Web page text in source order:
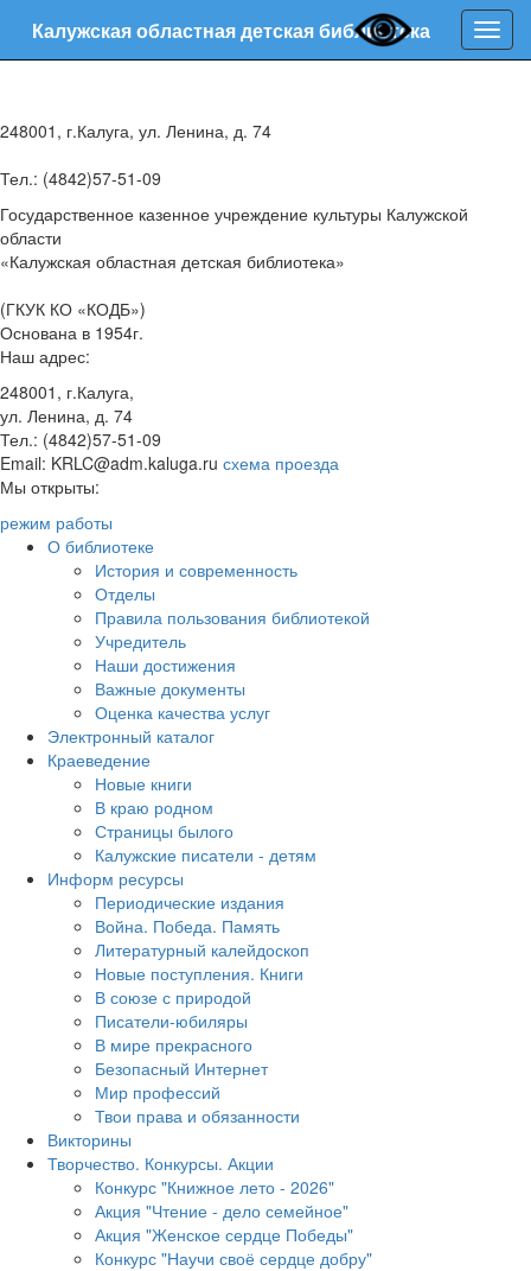
Калужская областная детская библиотека
248001, г.Калуга, ул. Ленина, д. 74
Тел.: (4842)57-51-09
Государственное казенное учреждение культуры Калужской
области
«Калужская областная детская библиотека»
(ГКУК КО «КОДБ»)
Основана в 1954г.
Наш адрес:
248001, г.Калуга,
ул. Ленина, д. 74
Тел.: (4842)57-51-09
Email: KRLC@adm.kaluga.ru схема проезда
Мы открыты:
режим работы
О библиотеке
История и современность
Отделы
Правила пользования библиотекой
Учредитель
Наши достижения
Важные документы
Оценка качества услуг
Электронный каталог
Краеведение
Новые книги
В краю родном
Страницы былого
Калужские писатели - детям
Информ ресурсы
Периодические издания
Война. Победа. Память
Литературный калейдоскоп
Новые поступления. Книги
В союзе с природой
Писатели-юбиляры
В мире прекрасного
Безопасный Интернет
Мир профессий
Твои права и обязанности
Викторины
Творчество. Конкурсы. Акции
Конкурс "Книжное лето - 2026"
Акция "Чтение - дело семейное"
Акция "Женское сердце Победы"
Конкурс "Научи своё сердце добру"